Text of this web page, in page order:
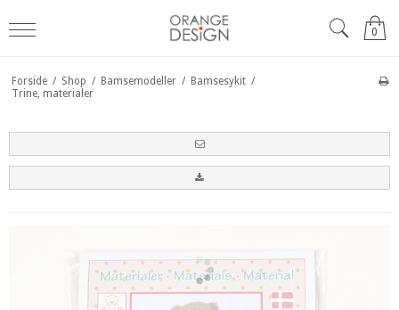
0
Forside / Shop / Bamsemodeller / Bamsesykit /
Trine, materialer